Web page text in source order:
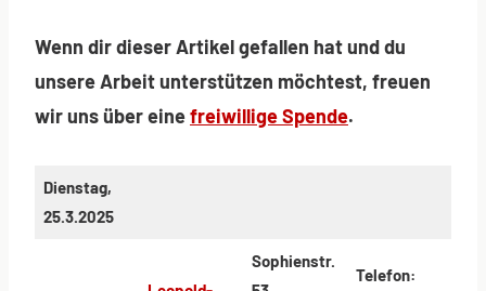
Wenn dir dieser Artikel gefallen hat und du
unsere Arbeit unterstützen möchtest, freuen
wir uns über einefreiwillige Spende.
Dienstag,
25.3.2025
Sophienstr.
Telefon: